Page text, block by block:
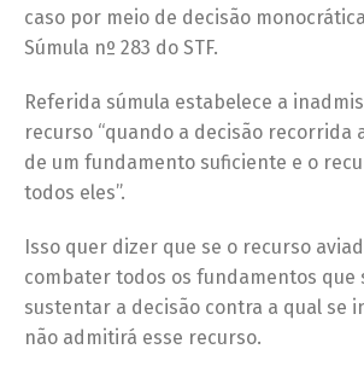
caso por meio de decisão
Súmula nº 283 do STF.
Referida súmula estabelece a
recurso “quando a decisão recorrida
de um fundamento suficiente e o
todos eles”.
Isso quer dizer que se o recurso
combater todos os fundamentos que
sustentar a decisão contra a qual se
não admitirá esse recurso.